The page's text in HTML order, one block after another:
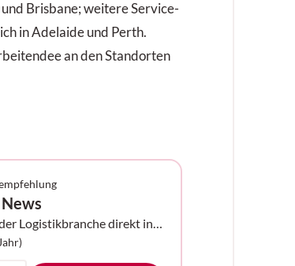
Brisbane; weitere Service-
in Adelaide und Perth.
an den Standorten
Logistikbranche direkt in